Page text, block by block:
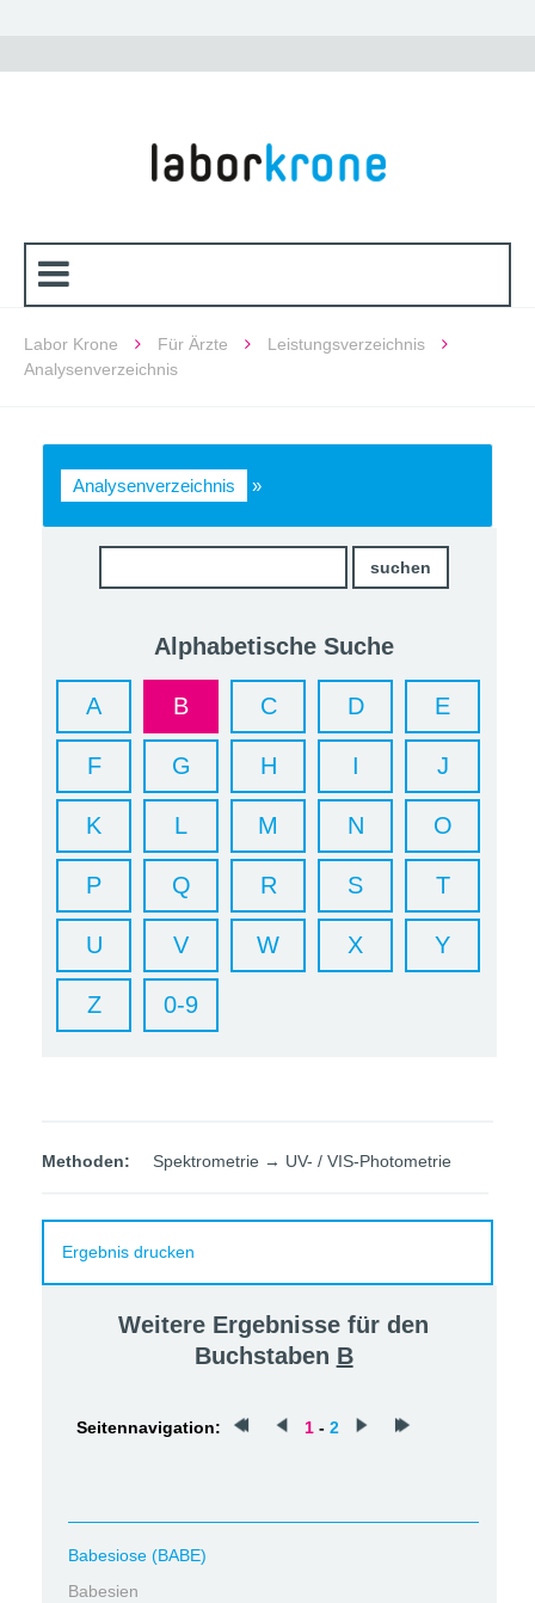
Labor Krone Für Ärzte
Leistungsverzeichnis
Analysenverzeichnis
Analysenverzeichnis »
Alphabetische Suche
A B C D E
F G H I J
K L M N O
P Q R S T
U V W X Y
Z 0-9
Methoden: Spektrometrie → UV- / VIS-Photometrie
Ergebnis drucken
Weitere Ergebnisse für den
Buchstaben B
Seitennavigation: 1 - 2
Babesiose (BABE)
Babesien